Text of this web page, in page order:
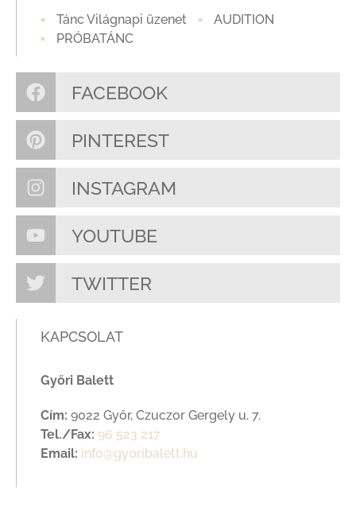
Tánc Világnapi üzenet
AUDITION
PRÓBATÁNC
FACEBOOK
PINTEREST
INSTAGRAM
YOUTUBE
TWITTER
KAPCSOLAT
Győri Balett
Cím: 9022 Győr, Czuczor Gergely u. 7.
Tel./Fax: 96 523 217
Email: info@gyoribalett.hu